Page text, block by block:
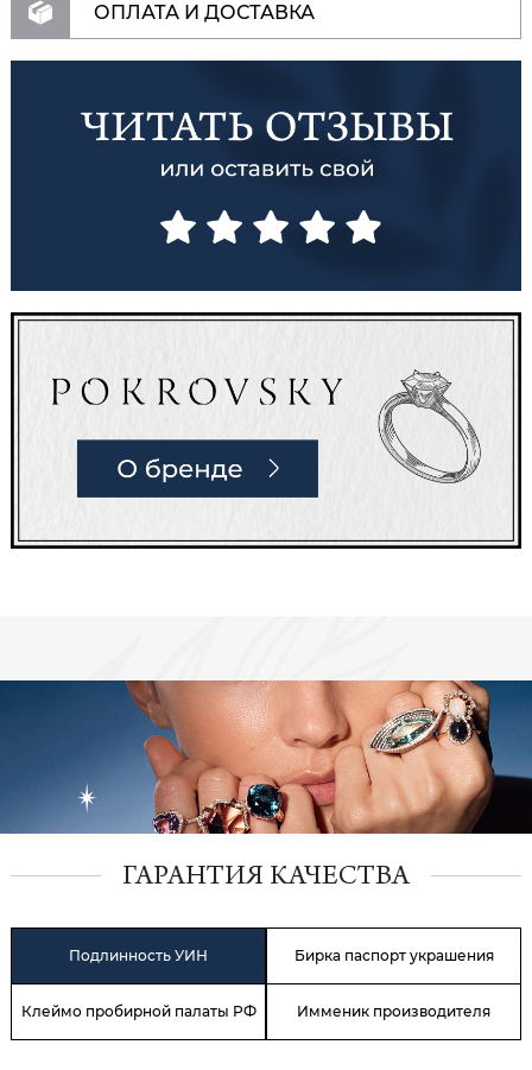
ОПЛАТА И ДОСТАВКА
ГАРАНТИЯ КАЧЕСТВА
Подлинность УИН Бирка паспорт украшения
Клеймо пробирной палаты РФ Имменик производителя